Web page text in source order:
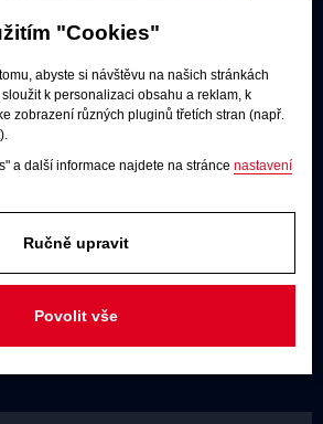
"Cookies"
abyste si návštěvu na našich stránkách
k personalizaci obsahu a reklam, k
zobrazení různých pluginů třetích stran (např.
a další informace najdete na stránce nastavení
Ručně upravit
Povolit vše
studio
261/27, 102 00 Praha 10,
731 488 859 (9:00 - 17:00)